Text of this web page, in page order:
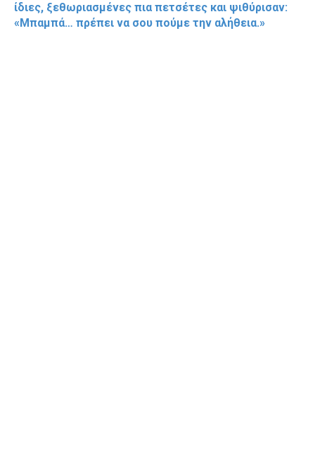
ίδιες, ξεθωριασμένες πια πετσέτες και ψιθύρισαν:
«Μπαμπά… πρέπει να σου πούμε την αλήθεια.»